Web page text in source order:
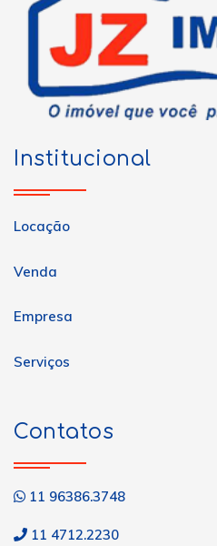
Institucional
Locação
Venda
Empresa
Serviços
Contatos
11 96386.3748
11 4712.2230